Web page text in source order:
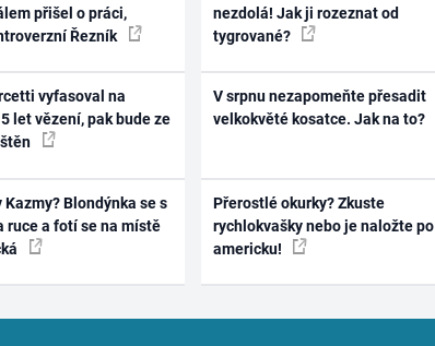
přišel o práci,
Řezník
vyfasoval na
let vězení, pak bude ze
Kazmy? Blondýnka se s
ruce a fotí se na místě
nezdolá! Jak ji rozeznat od
tygrované?
V srpnu nezapomeňte přesadit
velkokvěté kosatce. Jak na to?
Přerostlé okurky? Zkuste
rychlokvašky nebo je naložte po
americku!